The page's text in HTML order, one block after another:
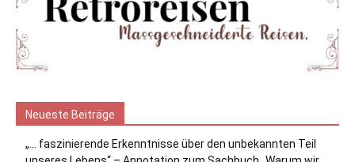
Neueste Beiträge
„… faszinierende Erkenntnisse über den unbekannten Teil